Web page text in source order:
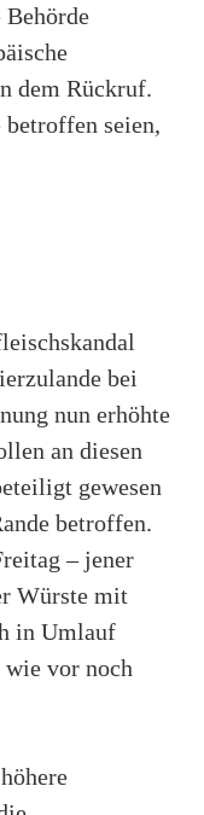
dem Rückruf.
seien,
bei
nun erhöhte
an diesen
gewesen
betroffen.
– jener
Würste mit
in Umlauf
wie vor noch